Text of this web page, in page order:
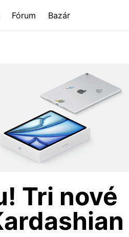
Fórum Bazár
Tri nové